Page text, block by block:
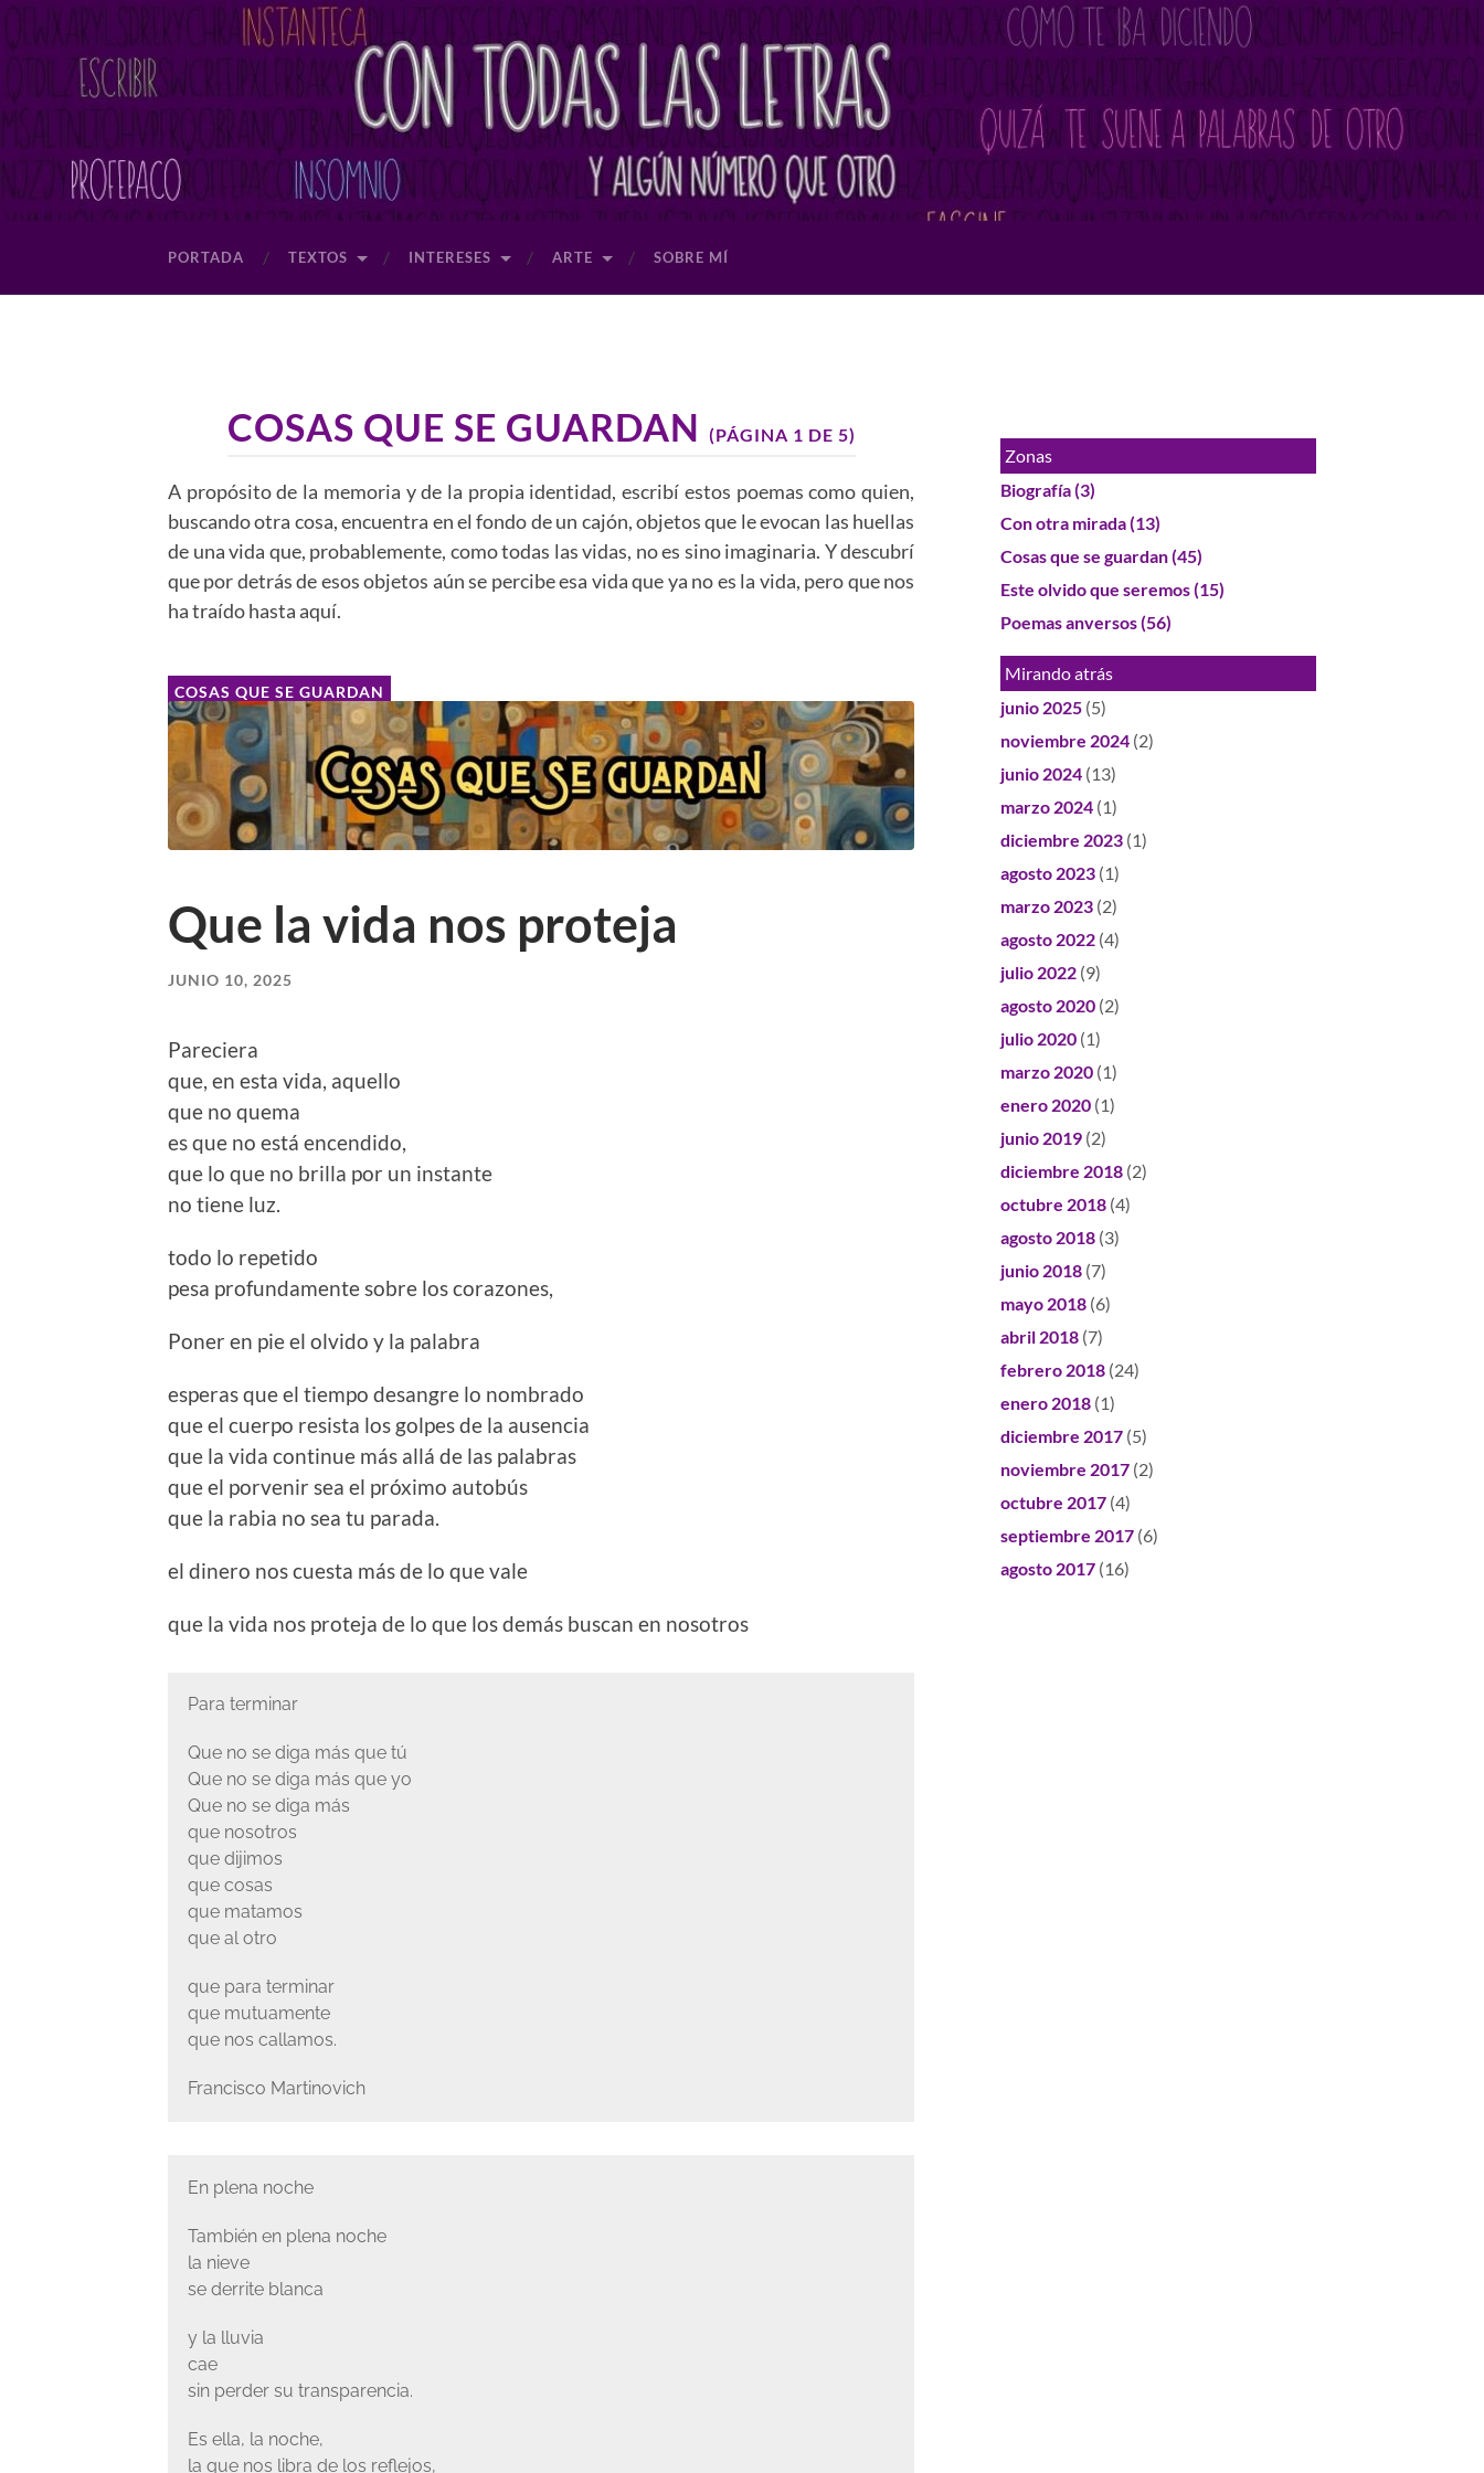
PORTADA TEXTOS INTERESES ARTE SOBRE MÍ
COSAS QUE SE GUARDAN (PÁGINA 1 DE 5)
A propósito de la memoria y de la propia identidad, escribí estos poemas como quien,
buscando otra cosa, encuentra en el fondo de un cajón, objetos que le evocan las huellas
de una vida que, probablemente, como todas las vidas, no es sino imaginaria. Y descubrí
que por detrás de esos objetos aún se percibe esa vida que ya no es la vida, pero que nos
ha traído hasta aquí.
COSAS QUE SE GUARDAN
Que la vida nos proteja
JUNIO 10, 2025
Pareciera
que, en esta vida, aquello
que no quema
es que no está encendido,
que lo que no brilla por un instante
no tiene luz.
todo lo repetido
pesa profundamente sobre los corazones,
Poner en pie el olvido y la palabra
esperas que el tiempo desangre lo nombrado
que el cuerpo resista los golpes de la ausencia
que la vida continue más allá de las palabras
que el porvenir sea el próximo autobús
que la rabia no sea tu parada.
el dinero nos cuesta más de lo que vale
que la vida nos proteja de lo que los demás buscan en nosotros
Para terminar
Que no se diga más que tú
Que no se diga más que yo
Que no se diga más
que nosotros
que dijimos
que cosas
que matamos
que al otro
que para terminar
que mutuamente
que nos callamos.
Francisco Martinovich
En plena noche
También en plena noche
la nieve
se derrite blanca
y la lluvia
cae
sin perder su transparencia.
Es ella, la noche,
la que nos libra de los reflejos,
Zonas
Biografía(3)
Con otra mirada(13)
Cosas que se guardan(45)
Este olvido que seremos(15)
Poemas anversos(56)
Mirando atrás
junio 2025 (5)
noviembre 2024 (2)
junio 2024 (13)
marzo 2024 (1)
diciembre 2023 (1)
agosto 2023 (1)
marzo 2023 (2)
agosto 2022 (4)
julio 2022 (9)
agosto 2020 (2)
julio 2020 (1)
marzo 2020 (1)
enero 2020 (1)
junio 2019 (2)
diciembre 2018 (2)
octubre 2018 (4)
agosto 2018 (3)
junio 2018 (7)
mayo 2018 (6)
abril 2018 (7)
febrero 2018 (24)
enero 2018 (1)
diciembre 2017 (5)
noviembre 2017 (2)
octubre 2017 (4)
septiembre 2017 (6)
agosto 2017 (16)